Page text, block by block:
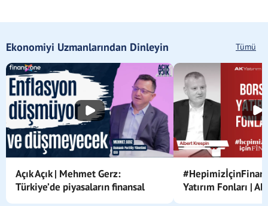
Ekonomiyi Uzmanlarından Dinleyin Tümü
Açık Açık | Mehmet Gerz:
Türkiye’de piyasaların finansal
Yatırım Fonları |